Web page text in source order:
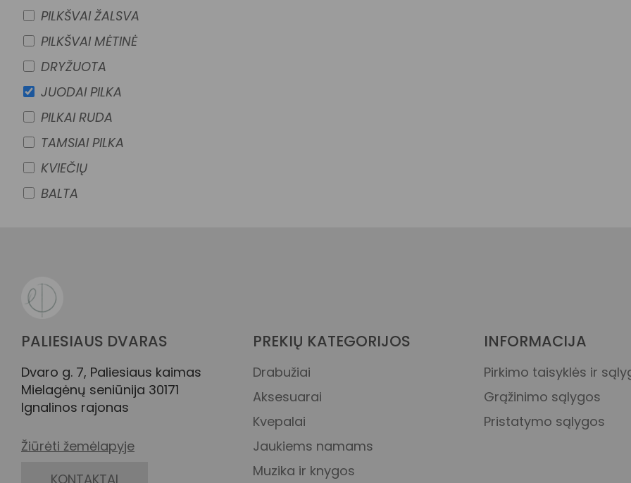
PILKŠVAI ŽALSVA
PILKŠVAI MĖTINĖ
DRYŽUOTA
JUODAI PILKA
PILKAI RUDA
TAMSIAI PILKA
KVIEČIŲ
BALTA
PALIESIAUS DVARAS
Dvaro g. 7, Paliesiaus kaimas
Mielagėnų seniūnija 30171
Ignalinos rajonas
Žiūrėti žemėlapyje
KONTAKTAI
PREKIŲ KATEGORIJOS
Drabužiai
Aksesuarai
Kvepalai
Jaukiems namams
Muzika ir knygos
INFORMACIJA
Pirkimo taisyklės ir
Grąžinimo sąlygos
Pristatymo sąlygos